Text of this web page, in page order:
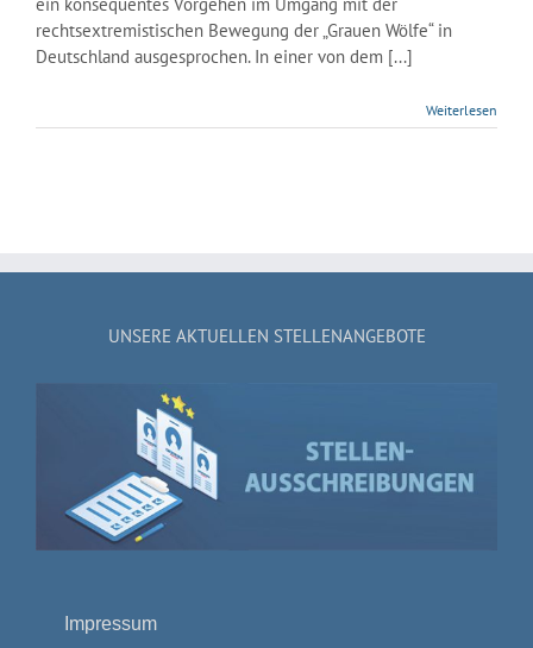
ein konsequentes Vorgehen im Umgang mit der
rechtsextremistischen Bewegung der „Grauen Wölfe“ in
Deutschland ausgesprochen. In einer von dem [...]
Weiterlesen
UNSERE AKTUELLEN STELLENANGEBOTE
Impressum